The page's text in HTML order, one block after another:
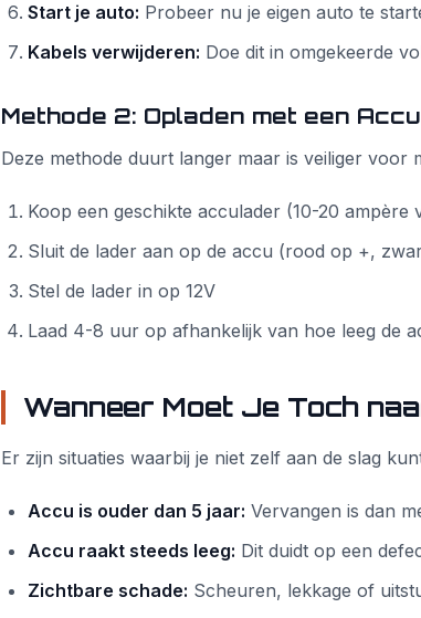
Start je auto: Probeer nu je eigen auto te
Kabels verwijderen: Doe dit in omgekeerde
Methode 2: Opladen met een
Deze methode duurt langer maar is veiliger voor
Koop een geschikte acculader (10-20
Sluit de lader aan op de accu (rood op +,
Stel de lader in op 12V
Laad 4-8 uur op afhankelijk van hoe leeg de
Wanneer Moet Je Toch
Er zijn situaties waarbij je niet zelf aan de slag
Accu is ouder dan 5 jaar: Vervangen is dan
Accu raakt steeds leeg: Dit duidt op een
Zichtbare schade: Scheuren, lekkage of